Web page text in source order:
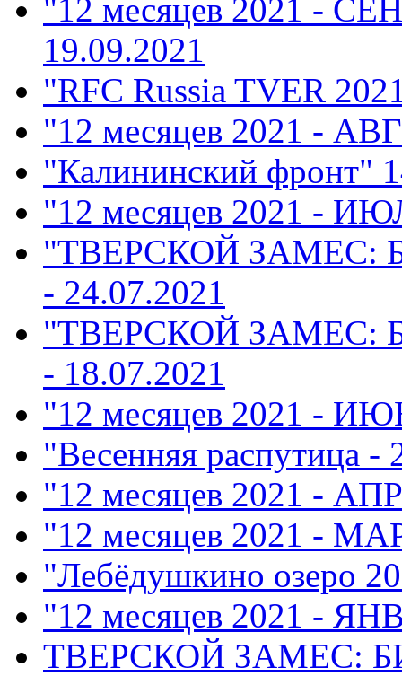
"12 месяцев 2021 -
19.09.2021
"RFC Russia TVER
"12 месяцев 2021 -
"Калининский фронт"
"12 месяцев 2021 -
"ТВЕРСКОЙ ЗАМЕС:
- 24.07.2021
"ТВЕРСКОЙ ЗАМЕС:
- 18.07.2021
"12 месяцев 2021 -
"Весенняя распутица -
"12 месяцев 2021 -
"12 месяцев 2021 -
"Лебёдушкино озеро
"12 месяцев 2021 -
ТВЕРСКОЙ ЗАМЕС: